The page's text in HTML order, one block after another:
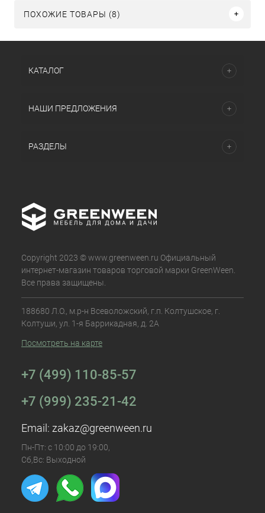
ПОХОЖИЕ ТОВАРЫ (8)
КАТАЛОГ
НАШИ ПРЕДЛОЖЕНИЯ
РАЗДЕЛЫ
Copyright 2023 © www.greenween.ru Официальный
интернет-магазин товаров торговой марки GreenWeen.
Все права защищены.
188680 Л.О., м.р-н Всеволожский, г.п. Колтушское, г.
Колтуши, ул. 1-я Баррикадная, д. 2А
Посмотреть на карте
+7 (499) 110-85-57
+7 (999) 235-21-42
Email: zakaz@greenween.ru
Пн-Пт: с 10:00 до 19:00,
Сб,Вс: Выходной